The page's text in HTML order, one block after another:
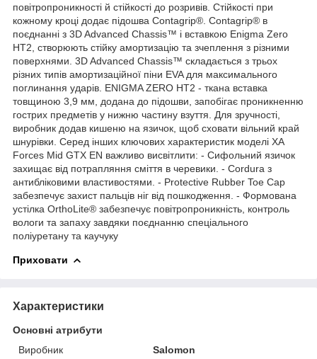
повітропроникності й стійкості до розривів. Стійкості при
кожному кроці додає підошва Contagrip®. Contagrip® в
поєднанні з 3D Advanced Chassis™ і вставкою Enigma Zero
HT2, створюють стійку амортизацію та зчеплення з різними
поверхнями. 3D Advanced Chassis™ складається з трьох
різних типів амортизаційної піни EVA для максимального
поглинання ударів. ENIGMA ZERO HT2 - ткана вставка
товщиною 3,9 мм, додана до підошви, запобігає проникненню
гострих предметів у нижню частину взуття. Для зручності,
виробник додав кишеню на язичок, щоб сховати вільний край
шнурівки. Серед інших ключових характеристик моделі XA
Forces Mid GTX EN важливо висвітлити: - Сифольний язичок
захищає від потрапляння сміття в черевики. - Cordura з
антибліковими властивостями. - Protective Rubber Toe Cap
забезпечує захист пальців ніг від пошкодження. - Формована
устілка OrthoLite® забезпечує повітропроникність, контроль
вологи та запаху завдяки поєднанню спеціального
поліуретану та каучуку
Приховати
Характеристики
Основні атрибути
Виробник
Salomon